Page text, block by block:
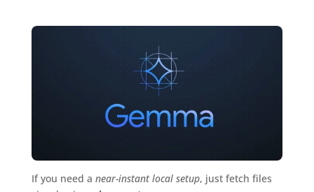
If you need a near-instant local setup, just fetch files